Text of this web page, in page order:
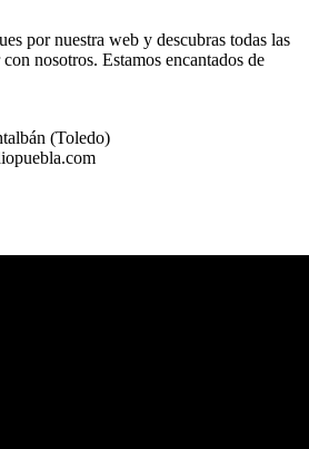
por nuestra web y descubras todas las
nosotros. Estamos encantados de
(Toledo)